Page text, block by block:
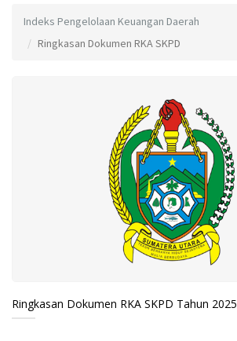
Indeks Pengelolaan Keuangan Daerah
Ringkasan Dokumen RKA SKPD
Ringkasan Dokumen RKA SKPD Tahun 2025